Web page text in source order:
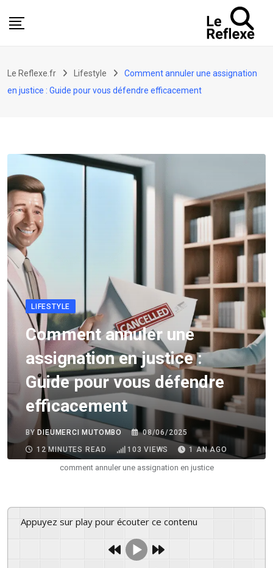
Le Reflexe.fr Lifestyle
Comment annuler une assignation
en justice : Guide pour vous défendre efficacement
LIFESTYLE
Comment annuler une
assignation en justice :
Guide pour vous défendre
efficacement
BY DIEUMERCI MUTOMBO
08/06/2025
12 MINUTES READ
103 VIEWS 1 AN AGO
comment annuler une assignation en justice
Appuyez sur play pour écouter ce contenu